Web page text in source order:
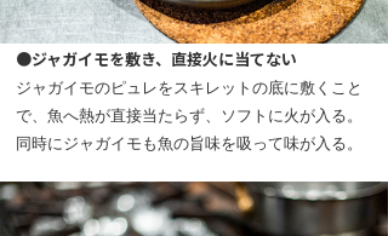
●ジャガイモを敷き、直接火に当てない
ジャガイモのピュレをスキレットの底に敷くこと
で、魚へ熱が直接当たらず、ソフトに火が入る。
同時にジャガイモも魚の旨味を吸って味が入る。